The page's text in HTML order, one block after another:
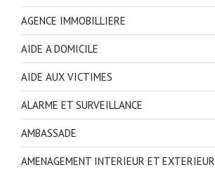
AGENCE IMMOBILLIERE
AIDE A DOMICILE
AIDE AUX VICTIMES
ALARME ET SURVEILLANCE
AMBASSADE
AMENAGEMENT INTERIEUR ET EXTERIEUR